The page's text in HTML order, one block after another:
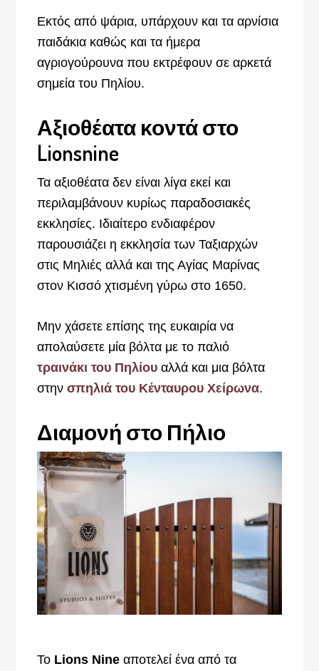
Εκτός από ψάρια, υπάρχουν και τα αρνίσια
παιδάκια καθώς και τα ήμερα
αγριογούρουνα που εκτρέφουν σε αρκετά
σημεία του Πηλίου.
Αξιοθέατα κοντά στο
Lionsnine
Τα αξιοθέατα δεν είναι λίγα εκεί και
περιλαμβάνουν κυρίως παραδοσιακές
εκκλησίες. Ιδιαίτερο ενδιαφέρον
παρουσιάζει η εκκλησία των Ταξιαρχών
στις Μηλιές αλλά και της Αγίας Μαρίνας
στον Κισσό χτισμένη γύρω στο 1650.
Μην χάσετε επίσης της ευκαιρία να
απολαύσετε μία βόλτα με το παλιό
τραινάκι του Πηλίου αλλά και μια βόλτα
στηνσπηλιά του Κένταυρου Χείρωνα.
Διαμονή στο Πήλιο
Το Lions Nine αποτελεί ένα από τα